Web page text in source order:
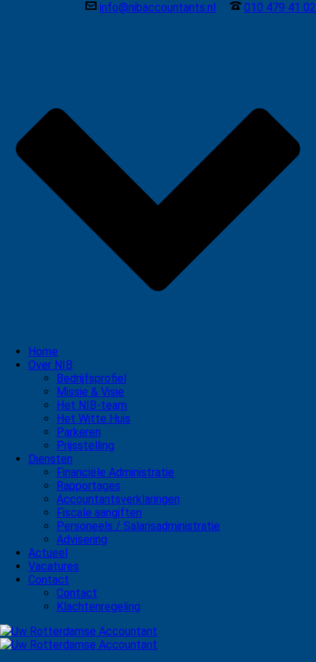
010 479 41 02
info@nibaccountants.nl
Home
Over NIB
Bedrijfsprofiel
Missie & Visie
Het NIB-team
Het Witte Huis
Parkeren
Prijsstelling
Diensten
Financiële Administratie
Rapportages
Accountantsverklaringen
Fiscale aangiften
Personeels / Salarisadministratie
Advisering
Actueel
Vacatures
Contact
Contact
Klachtenregeling